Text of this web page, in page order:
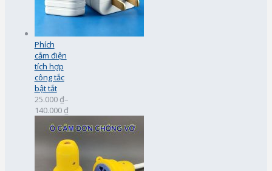
Phích
cắm điện
tích hợp
công tắc
bật tắt
25.000 ₫–
140.000 ₫